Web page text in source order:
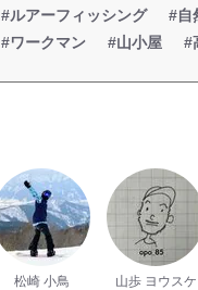
#ルアーフィッシング
#自
#ワークマン #山小屋 #
松崎 小鳥 山歩 ヨウスケ